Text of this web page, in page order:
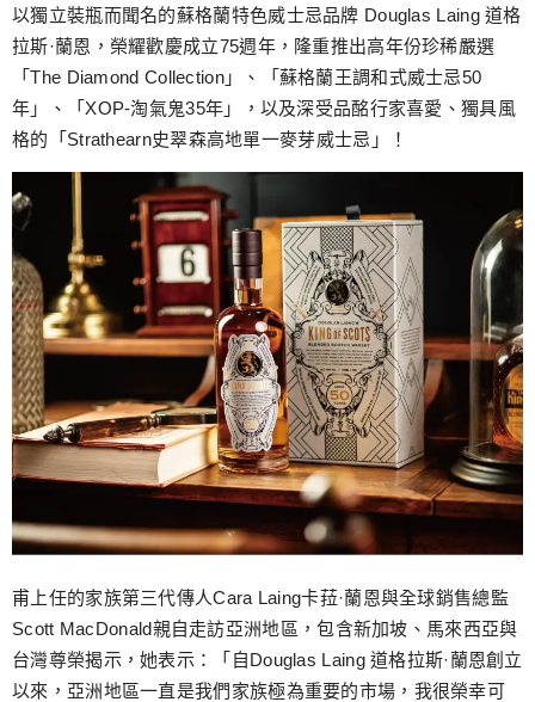
跳
至
要
內
容
以獨立裝瓶而聞名的蘇格蘭特色威士忌品牌 Douglas Laing 道格
拉斯·蘭恩，榮耀歡慶成立75週年，隆重推出高年份珍稀嚴選
「The Diamond Collection」、「蘇格蘭王調和式威士忌50
年」、「XOP-淘氣鬼35年」，以及深受品酩行家喜愛、獨具風
格的「Strathearn史翠森高地單一麥芽威士忌」！
甫上任的家族第三代傳人Cara Laing卡菈·蘭恩與全球銷售總監
Scott MacDonald親自走訪亞洲地區，包含新加坡、馬來西亞與
台灣尊榮揭示，她表示：「自Douglas Laing 道格拉斯·蘭恩創立
以來，亞洲地區一直是我們家族極為重要的市場，我很榮幸可